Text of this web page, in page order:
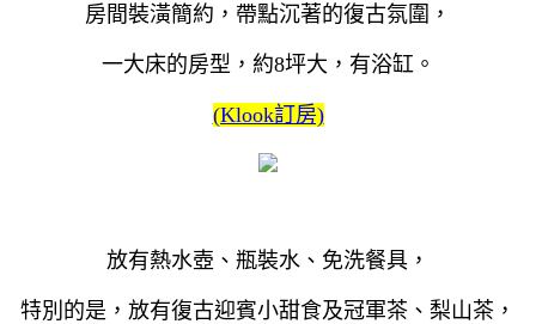
房間裝潢簡約，帶點沉著的復古氛圍，
一大床的房型，約8坪大，有浴缸。
(Klook訂房)
放有熱水壺、瓶裝水、免洗餐具，
特別的是，放有復古迎賓小甜食及冠軍茶、梨山茶，